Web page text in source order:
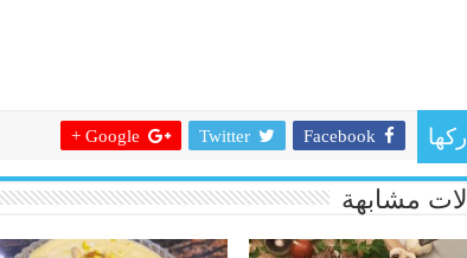
Facebook
Twitter
Google +
مشابهة